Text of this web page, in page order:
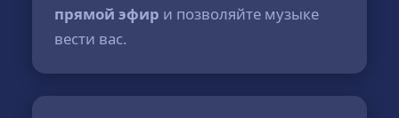
прямой эфир и позволяйте музыке
вести вас.